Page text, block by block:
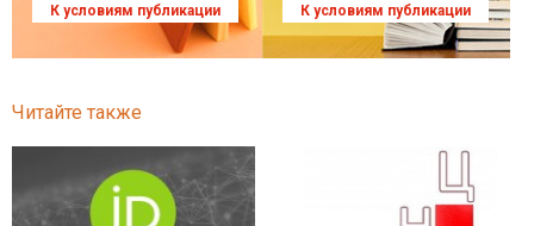
К условиям публикации К условиям публикации
Читайте также